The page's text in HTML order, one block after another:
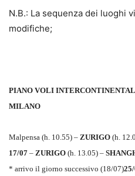
N.B.: La sequenza dei luoghi
modifiche;
PIANO VOLI
MILANO
Malpensa (h. 10.55) – ZURIGO (h.
17/07 – ZURIGO (h. 13.05) –
* arrivo il giorno successivo (18/07)